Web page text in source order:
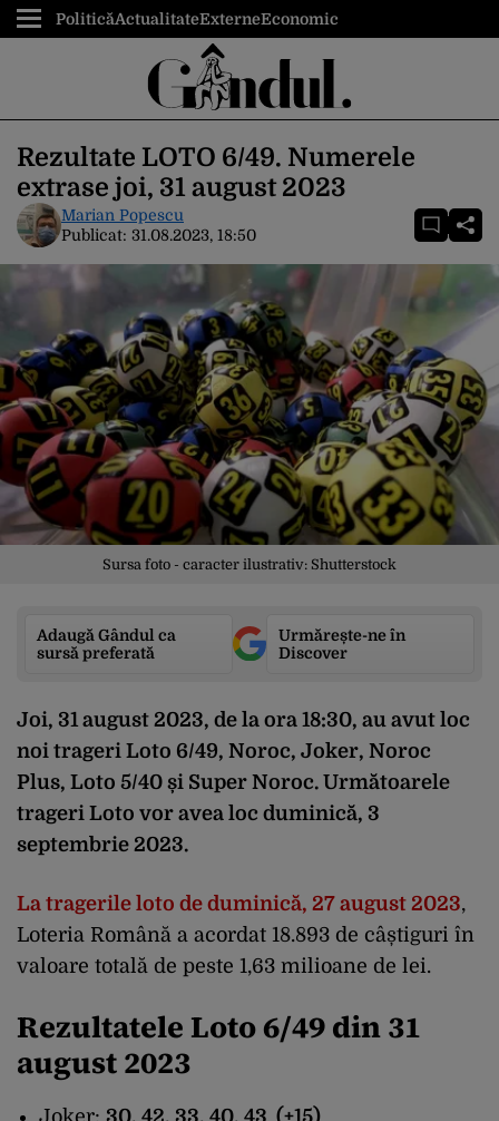
PoliticăActualitateExterneEconomic
Rezultate LOTO 6/49. Numerele
extrase joi, 31 august 2023
Marian Popescu
Publicat: 31.08.2023, 18:50
Sursa foto - caracter ilustrativ: Shutterstock
Adaugă Gândul ca
sursă preferată
Urmărește-ne în
Discover
Joi, 31 august 2023, de la ora 18:30, au avut loc
noi trageri Loto 6/49, Noroc, Joker, Noroc
Plus, Loto 5/40 și Super Noroc. Următoarele
trageri Loto vor avea loc duminică, 3
septembrie 2023.
La tragerile loto de duminică, 27 august 2023,
Loteria Română a acordat 18.893 de câștiguri în
valoare totală de peste 1,63 milioane de lei.
Rezultatele Loto 6/49 din 31
august 2023
Joker: 30, 42, 33, 40, 43 (+15)